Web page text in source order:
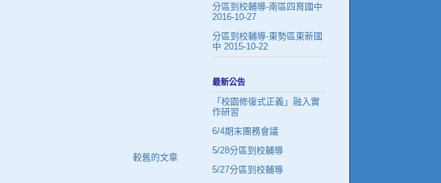
較舊的文章
分區到校輔導-南區四育國中
2016-10-27
分區到校輔導-東勢區東新國
中 2015-10-22
最新公告
「校園修復式正義」融入實
作研習
6/4期末團務會議
5/28分區到校輔導
5/27分區到校輔導